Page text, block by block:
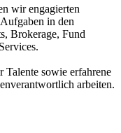
wir engagierten
in den
Brokerage, Fund
Talente sowie erfahrene
arbeiten.